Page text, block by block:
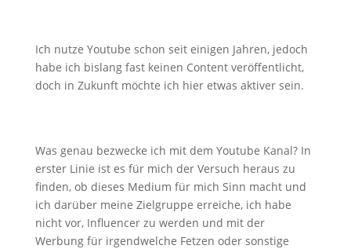
Ich nutze Youtube schon seit einigen Jahren, jedoch
habe ich bislang fast keinen Content veröffentlicht,
doch in Zukunft möchte ich hier etwas aktiver sein.
Was genau bezwecke ich mit dem Youtube Kanal? In
erster Linie ist es für mich der Versuch heraus zu
finden, ob dieses Medium für mich Sinn macht und
ich darüber meine Zielgruppe erreiche, ich habe
nicht vor, Influencer zu werden und mit der
Werbung für irgendwelche Fetzen oder sonstige